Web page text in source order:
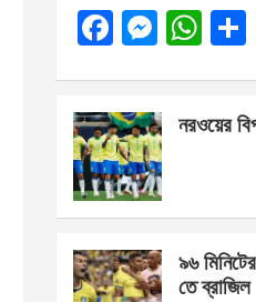
F
b
o
o
k
M
n
g
er
W
s
নরওয়ের
৯৬
তে ব্রাজিল